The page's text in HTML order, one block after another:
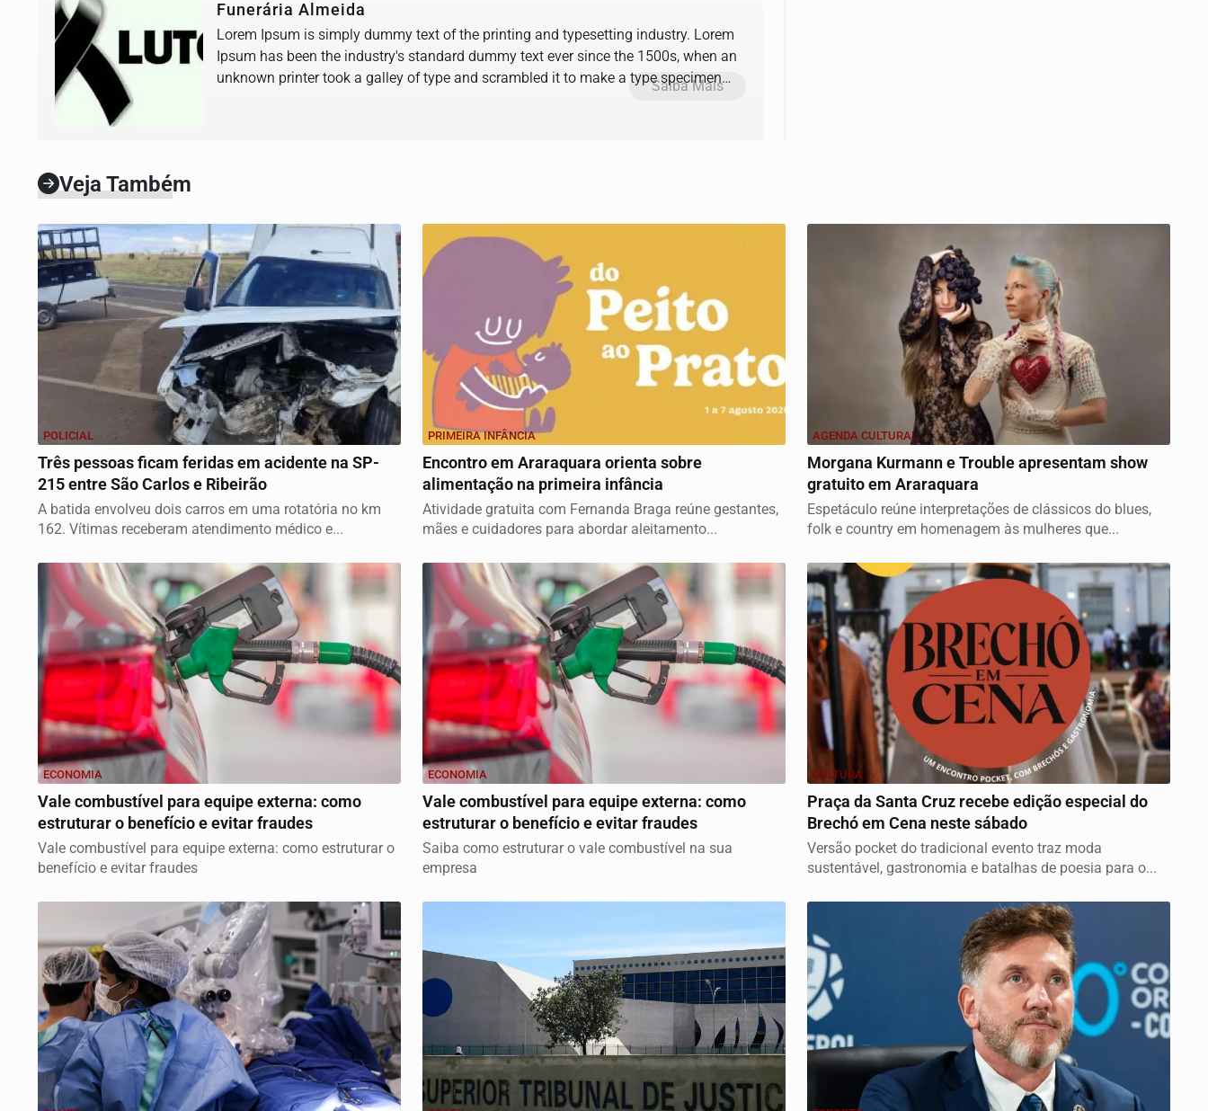
Funerária Almeida
Lorem Ipsum is simply dummy text of the printing and typesetting industry. Lorem
Ipsum has been the industry's standard dummy text ever since the 1500s, when an
unknown printer took a galley of type and scrambled it to make a type specimen
Saiba Mais
Veja Também
POLICIAL
Três pessoas ficam feridas em acidente na SP-
215 entre São Carlos e Ribeirão
A batida envolveu dois carros em uma rotatória no km
162. Vítimas receberam atendimento médico e...
PRIMEIRA INFÂNCIA
Encontro em Araraquara orienta sobre
alimentação na primeira infância
Atividade gratuita com Fernanda Braga reúne gestantes,
mães e cuidadores para abordar aleitamento...
AGENDA CULTURAL
Morgana Kurmann e Trouble apresentam show
gratuito em Araraquara
Espetáculo reúne interpretações de clássicos do blues,
folk e country em homenagem às mulheres que...
ECONOMIA
Vale combustível para equipe externa: como
estruturar o benefício e evitar fraudes
Vale combustível para equipe externa: como estruturar o
benefício e evitar fraudes
ECONOMIA
Vale combustível para equipe externa: como
estruturar o benefício e evitar fraudes
Saiba como estruturar o vale combustível na sua
empresa
CULTURA
Praça da Santa Cruz recebe edição especial do
Brechó em Cena neste sábado
Versão pocket do tradicional evento traz moda
sustentável, gastronomia e batalhas de poesia para o...